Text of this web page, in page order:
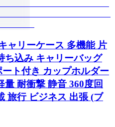
ャリーケース 多機能 片
ち込み キャリーバッグ
ト付き カップホルダー
耐衝撃 静音 360度回
旅行 ビジネス 出張 (ブ